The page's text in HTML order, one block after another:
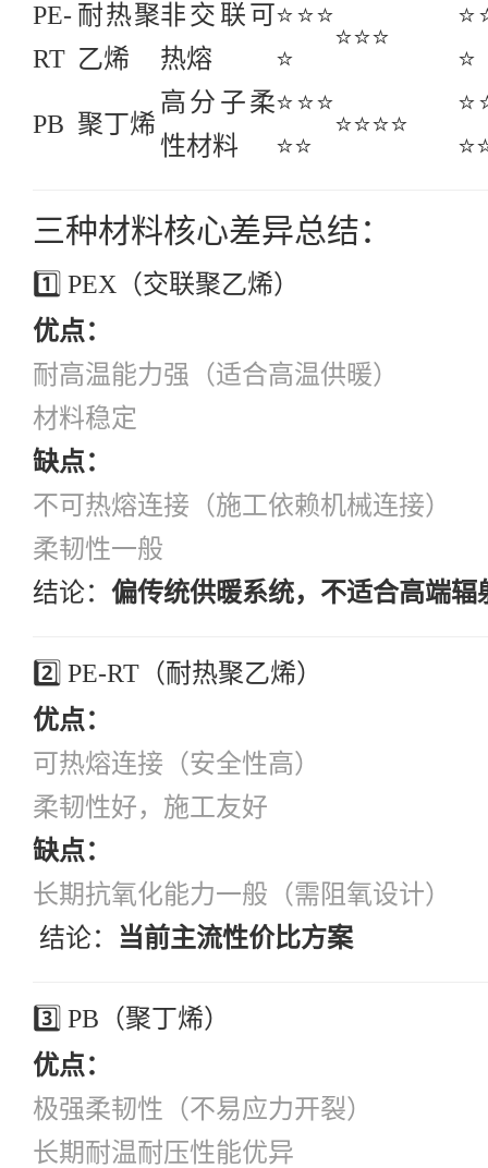
PE-
RT
耐热聚
乙烯
非交联可
热熔
⭐⭐⭐
⭐
⭐⭐⭐
⭐
PB 聚丁烯
高分子柔
性材料
⭐⭐⭐
⭐⭐
⭐⭐⭐⭐
三种材料核心差异总结：
1️⃣ PEX（交联聚乙烯）
优点：
耐高温能力强（适合高温供暖）
材料稳定
缺点：
不可热熔连接（施工依赖机械连接）
柔韧性一般
结论： 偏传统供暖系统，不适合高端辐
2️⃣ PE-RT（耐热聚乙烯）
优点：
可热熔连接（安全性高）
柔韧性好，施工友好
缺点：
长期抗氧化能力一般（需阻氧设计）
结论： 当前主流性价比方案
3️⃣ PB（聚丁烯）
优点：
极强柔韧性（不易应力开裂）
长期耐温耐压性能优异